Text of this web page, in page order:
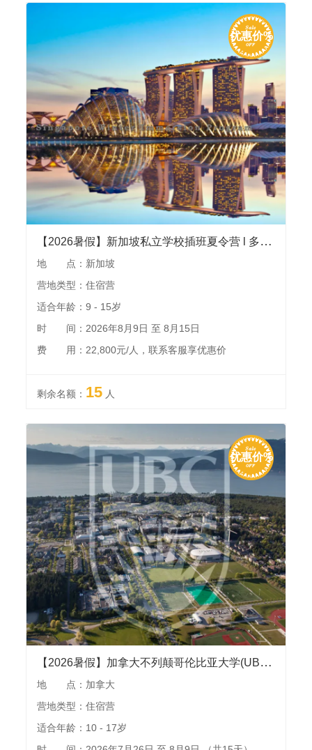
优惠价%
【2026暑假】新加坡私立学校插班夏令营 l 多次发团执行经验，国立大学访校，科学馆，滨海堤坝，全天畅玩环球影城，游览鱼尾狮等景点
地 点：新加坡
营地类型：住宿营
适合年龄：9 - 15岁
时 间：2026年8月9日 至 8月15日
费 用：22,800元/人，联系客服享优惠价
剩余名额： 15 人
优惠价%
【2026暑假】加拿大不列颠哥伦比亚大学(UBC)国际语言夏校&公校中学夏校，两周夏校学习及温哥华城市游览
地 点：加拿大
营地类型：住宿营
适合年龄：10 - 17岁